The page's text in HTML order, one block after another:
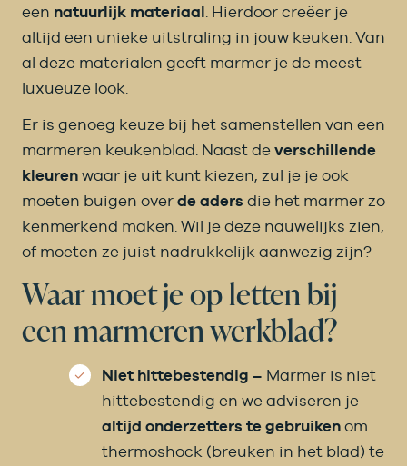
een natuurlijk materiaal . Hierdoor creëer je
altijd een unieke uitstraling in jouw keuken. Van
al deze materialen geeft marmer je de meest
luxueuze look.
Er is genoeg keuze bij het samenstellen van een
marmeren keukenblad. Naast de verschillende
kleuren waar je uit kunt kiezen, zul je je ook
moeten buigen over de aders die het marmer zo
kenmerkend maken. Wil je deze nauwelijks zien,
of moeten ze juist nadrukkelijk aanwezig zijn?
Waar moet je op letten bij
een marmeren werkblad?
Niet hittebestendig – Marmer is niet
hittebestendig en we adviseren je
altijd onderzetters te gebruikenom
thermoshock (breuken in het blad) te